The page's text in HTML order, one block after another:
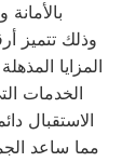
وذلك تتميز
المزايا
الخدمات
الاستقبال
مما ساعد